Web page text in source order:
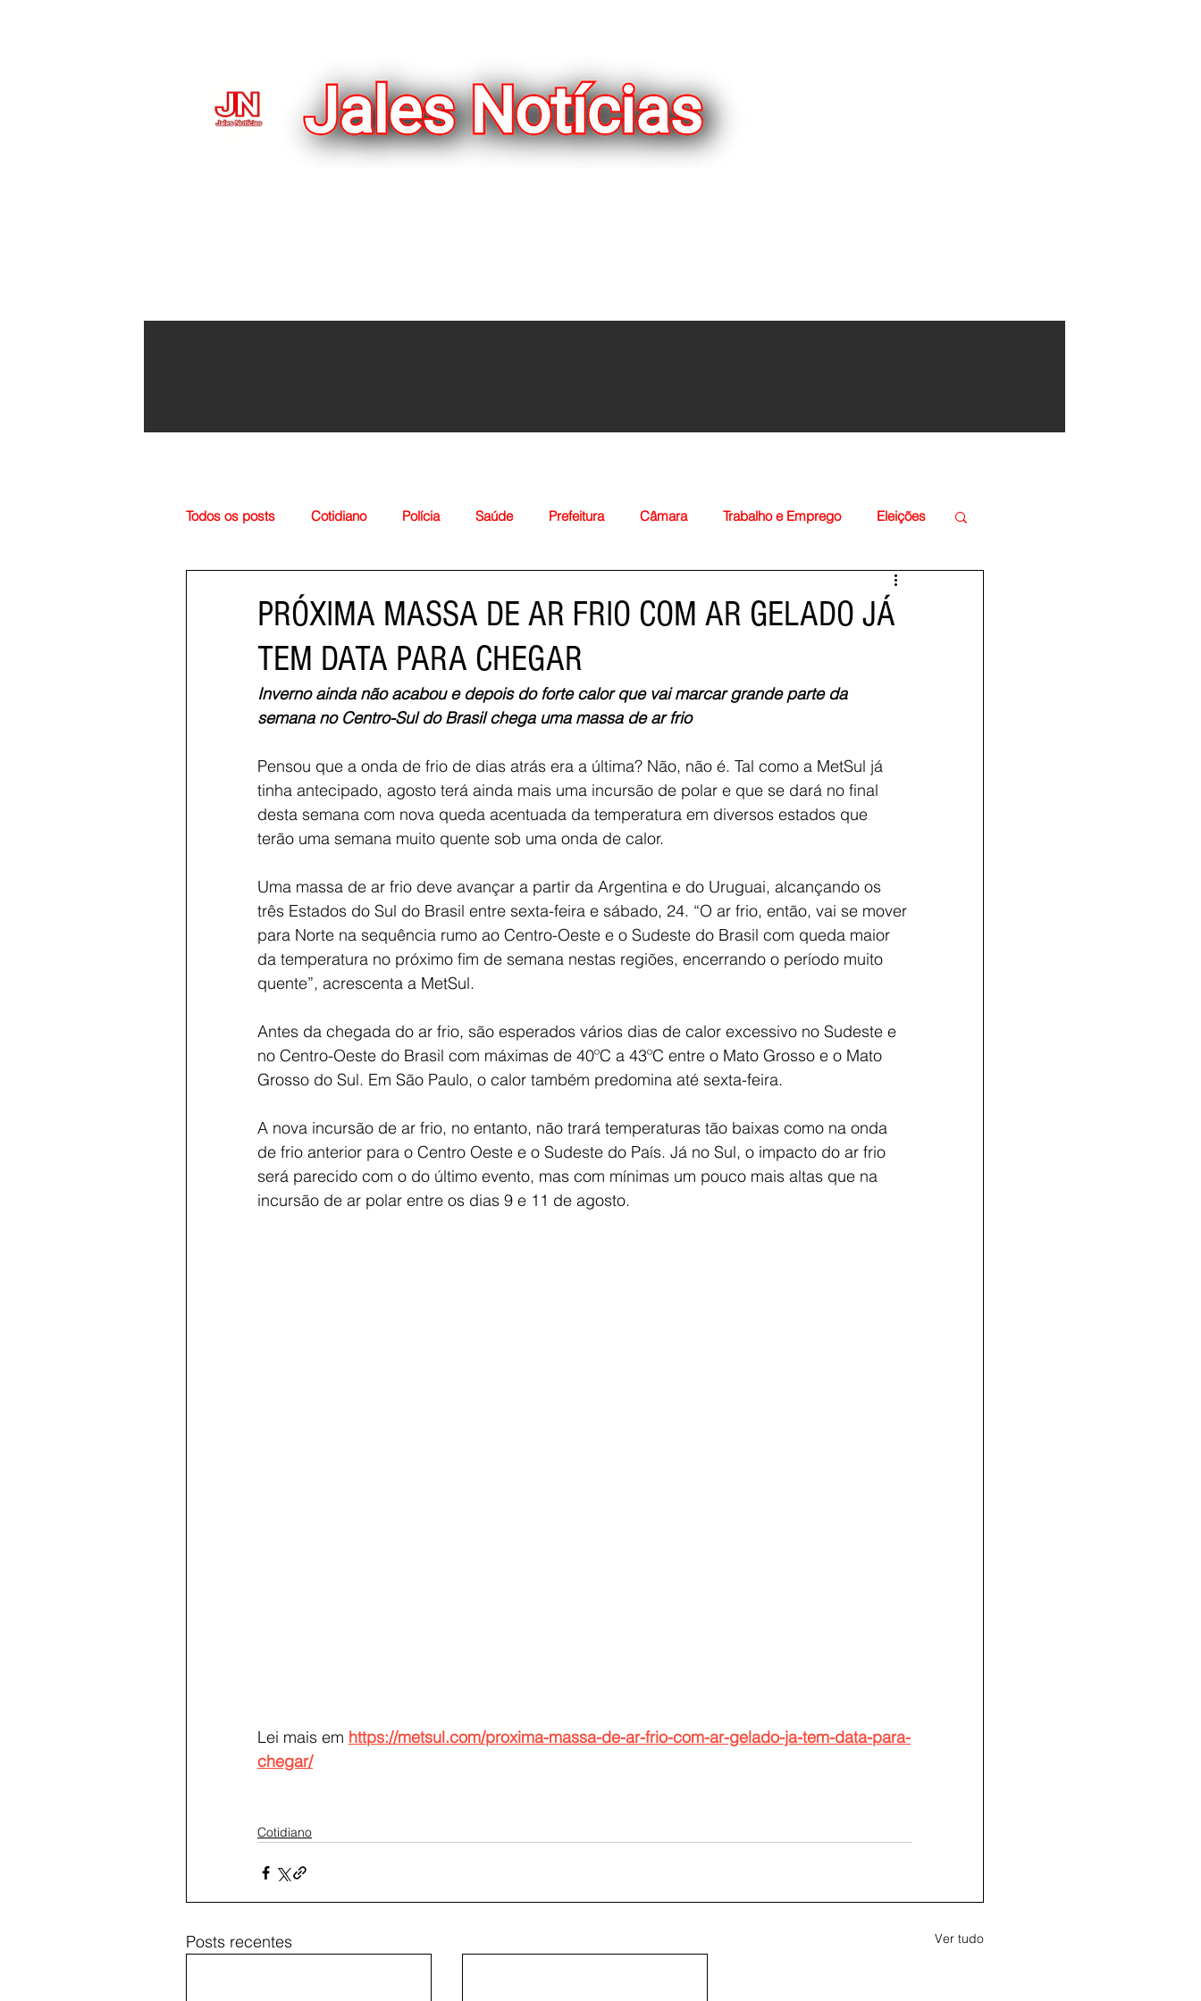
Voltar
Todos os posts Cotidiano Polícia Saúde Prefeitura Câmara Trabalho e Emprego Eleições
PRÓXIMA MASSA DE AR FRIO COM AR GELADO JÁ
TEM DATA PARA CHEGAR
Inverno ainda não acabou e depois do forte calor que vai marcar grande parte da
semana no Centro-Sul do Brasil chega uma massa de ar frio
Pensou que a onda de frio de dias atrás era a última? Não, não é. Tal como a MetSul já
tinha antecipado, agosto terá ainda mais uma incursão de polar e que se dará no final
desta semana com nova queda acentuada da temperatura em diversos estados que
terão uma semana muito quente sob uma onda de calor.
Uma massa de ar frio deve avançar a partir da Argentina e do Uruguai, alcançando os
três Estados do Sul do Brasil entre sexta-feira e sábado, 24. “O ar frio, então, vai se mover
para Norte na sequência rumo ao Centro-Oeste e o Sudeste do Brasil com queda maior
da temperatura no próximo fim de semana nestas regiões, encerrando o período muito
quente”, acrescenta a MetSul.
Antes da chegada do ar frio, são esperados vários dias de calor excessivo no Sudeste e
no Centro-Oeste do Brasil com máximas de 40ºC a 43ºC entre o Mato Grosso e o Mato
Grosso do Sul. Em São Paulo, o calor também predomina até sexta-feira.
A nova incursão de ar frio, no entanto, não trará temperaturas tão baixas como na onda
de frio anterior para o Centro Oeste e o Sudeste do País. Já no Sul, o impacto do ar frio
será parecido com o do último evento, mas com mínimas um pouco mais altas que na
incursão de ar polar entre os dias 9 e 11 de agosto.
Lei mais em https://metsul.com/proxima-massa-de-ar-frio-com-ar-gelado-ja-tem-data-para-
chegar/
Cotidiano
Posts recentes Ver tudo